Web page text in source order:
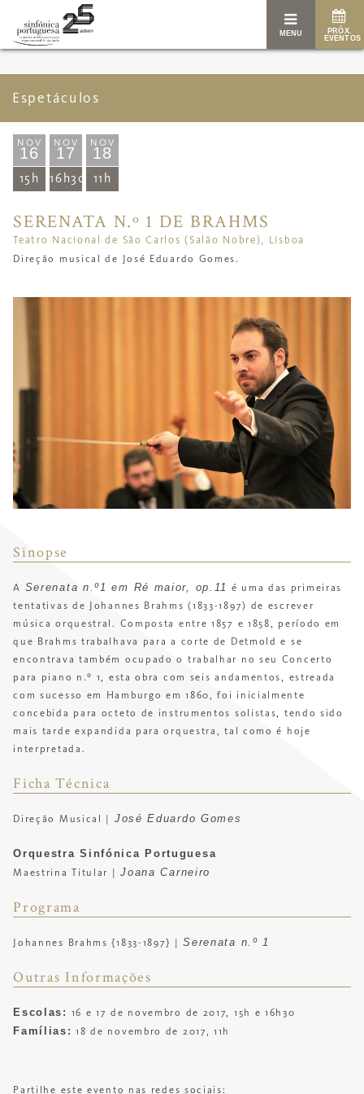
MENU
PRÓX.
EVENTOS
Espetáculos
NOV
16
15h
NOV
17
16h30
NOV
18
11h
SERENATA N.º 1 DE BRAHMS
Teatro Nacional de São Carlos (Salão Nobre), Lisboa
Direção musical de José Eduardo Gomes.
Sinopse
A Serenata n.º1 em Ré maior, op.11
é uma das primeiras
tentativas de Johannes Brahms (1833-1897) de escrever
música orquestral. Composta entre 1857 e 1858, período em
que Brahms trabalhava para a corte de Detmold e se
encontrava também ocupado o trabalhar no seu Concerto
para piano n.º 1, esta obra com seis andamentos, estreada
com sucesso em Hamburgo em 1860, foi inicialmente
concebida para octeto de instrumentos solistas, tendo sido
mais tarde expandida para orquestra, tal como é hoje
interpretada.
Ficha Técnica
Direção Musical | José Eduardo Gomes
Orquestra Sinfónica Portuguesa
Maestrina Titular |Joana Carneiro
Programa
Johannes Brahms {1833-1897} |Serenata n.º 1
Outras Informações
Escolas: 16 e 17 de novembro de 2017, 15h e 16h30
Famílias: 18 de novembro de 2017, 11h
Partilhe este evento nas redes sociais: